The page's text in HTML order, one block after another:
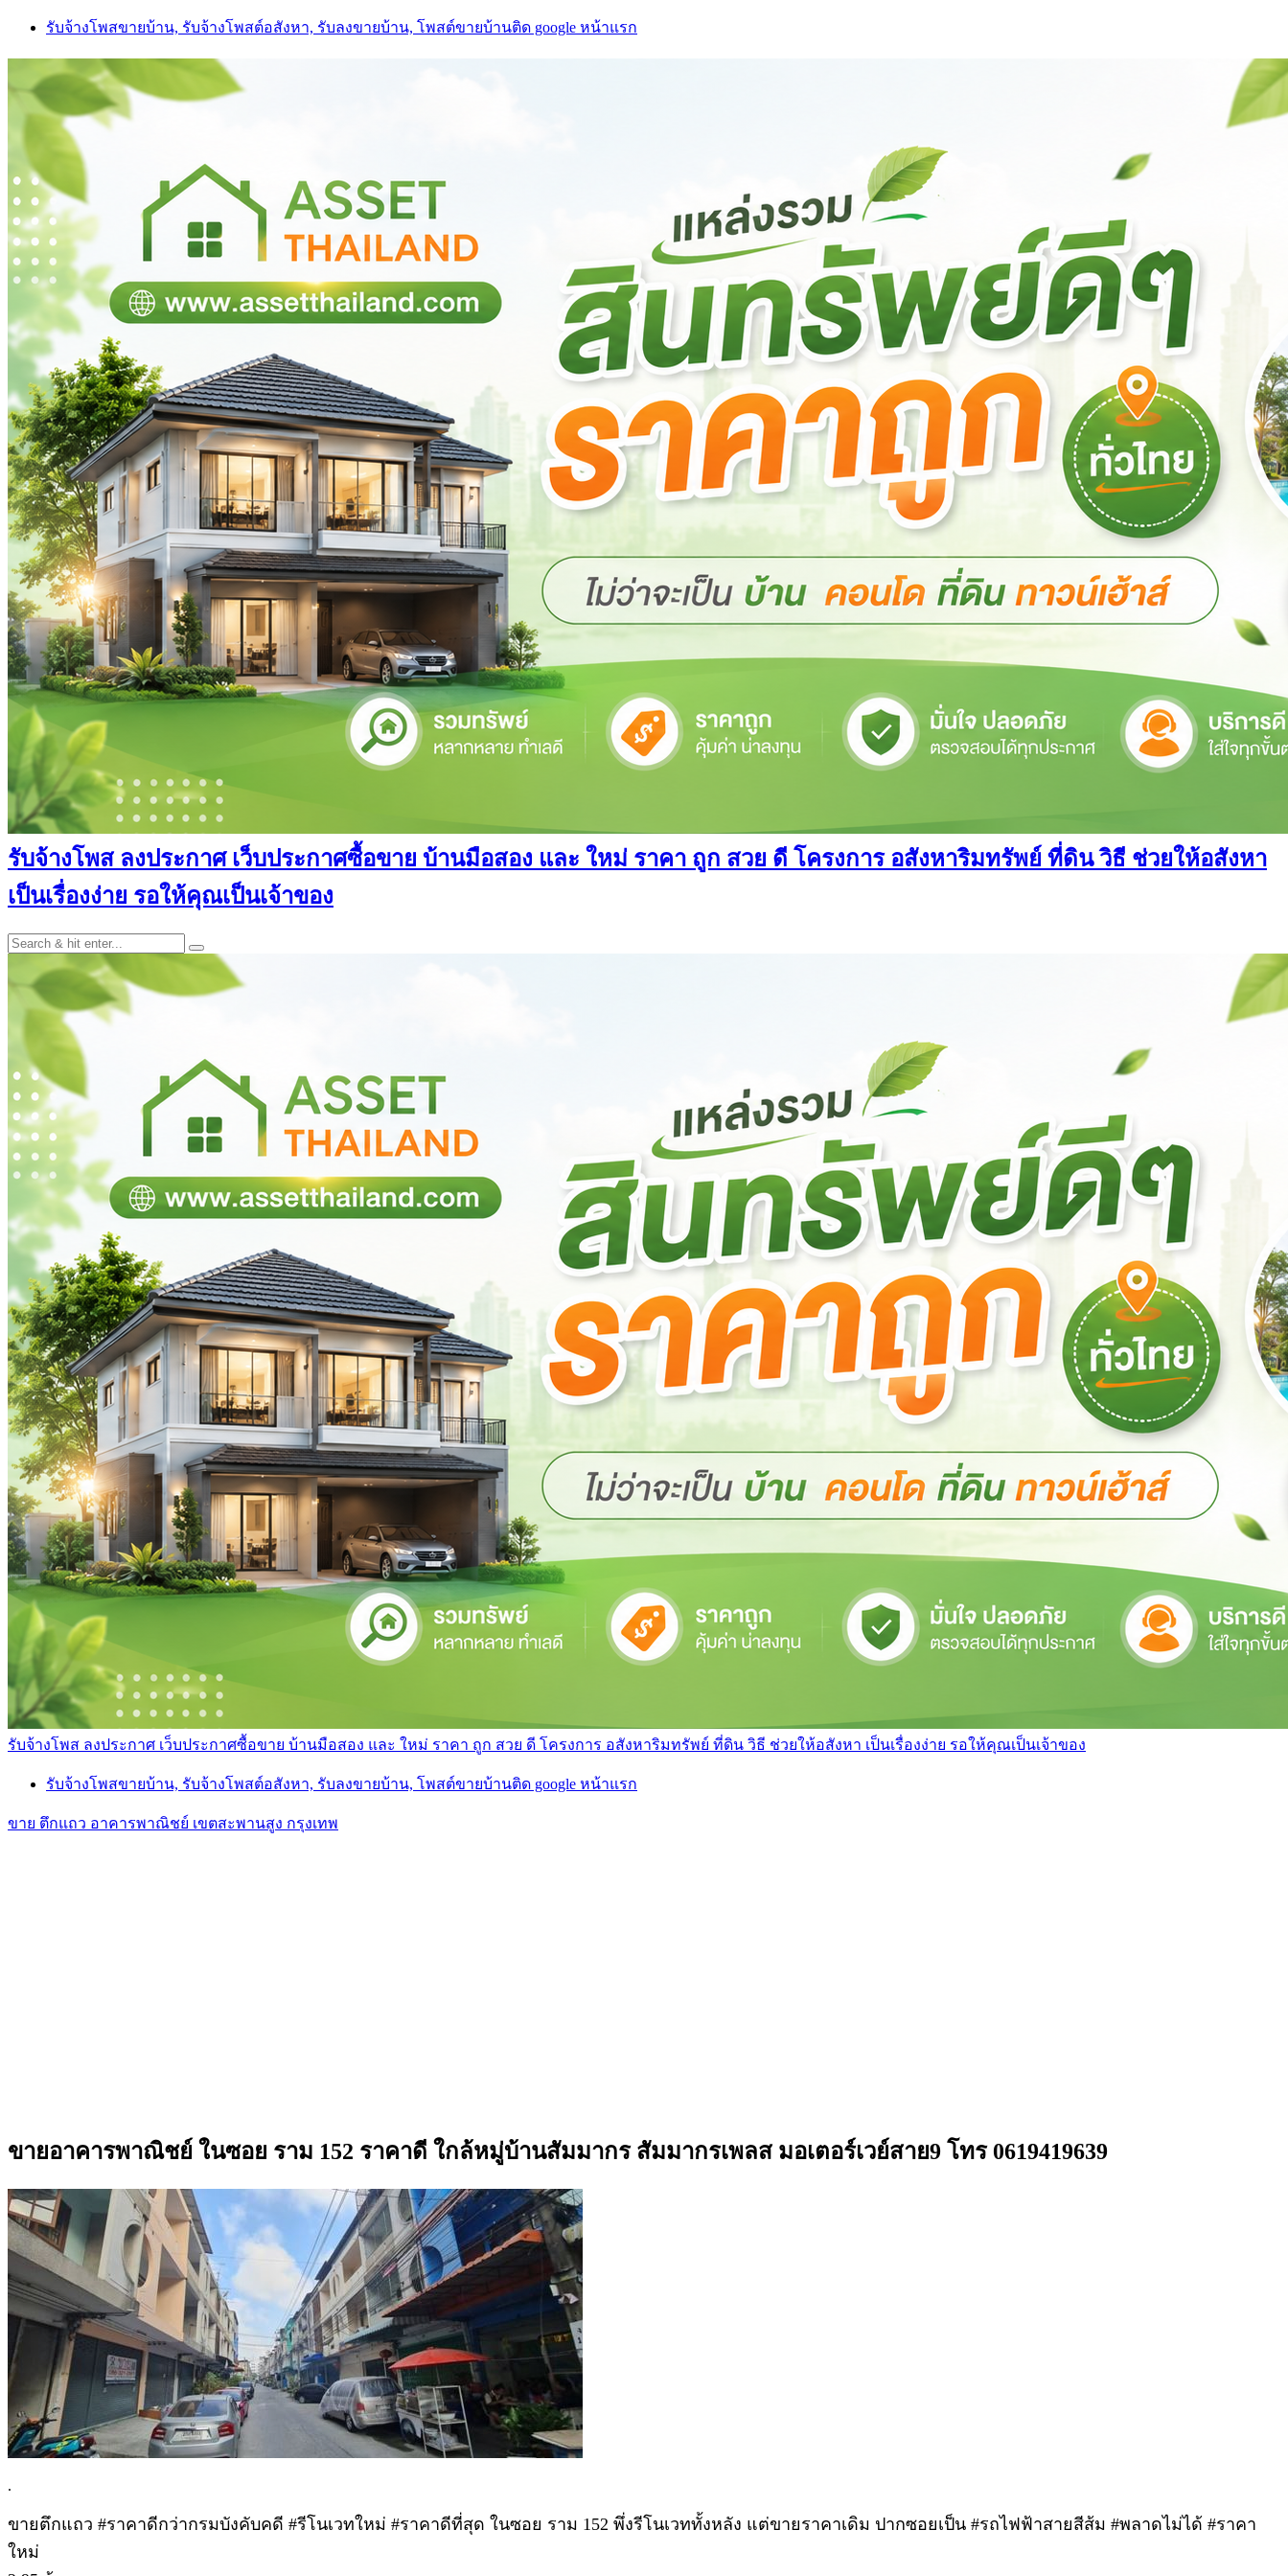
Skip
content
รับจ้างโพสขายบ้าน, รับจ้างโพสต์อสังหา, รับลงขายบ้าน, โพสต์ขายบ้านติด google หน้าแรก
รับจ้างโพส ลงประกาศ เว็บประกาศซื้อขาย บ้านมือสอง และ ใหม่ ราคา ถูก สวย ดี โครงการ อสังหาริมทรัพย์ ที่ดิน วิธี ช่วยให้อสังหา
เป็นเรื่องง่าย รอให้คุณเป็นเจ้าของ
รับจ้างโพส ลงประกาศ เว็บประกาศซื้อขาย บ้านมือสอง และ ใหม่ ราคา ถูก สวย ดี โครงการ อสังหาริมทรัพย์ ที่ดิน วิธี ช่วยให้อสังหา เป็นเรื่องง่าย รอให้คุณเป็นเจ้าของ
รับจ้างโพสขายบ้าน, รับจ้างโพสต์อสังหา, รับลงขายบ้าน, โพสต์ขายบ้านติด google หน้าแรก
ขาย ตึกแถว อาคารพาณิชย์ เขตสะพานสูง กรุงเทพ
ขายอาคารพาณิชย์ ในซอย ราม 152 ราคาดี ใกล้หมู่บ้านสัมมากร สัมมากรเพลส มอเตอร์เวย์สาย9 โทร 0619419639
.
ขายตึกแถว #ราคาดีกว่ากรมบังคับคดี #รีโนเวทใหม่ #ราคาดีที่สุด ในซอย ราม 152 พึ่งรีโนเวททั้งหลัง แต่ขายราคาเดิม ปากซอยเป็น #รถไฟฟ้าสายสีส้ม #พลาดไม่ได้ #ราคา
ใหม่